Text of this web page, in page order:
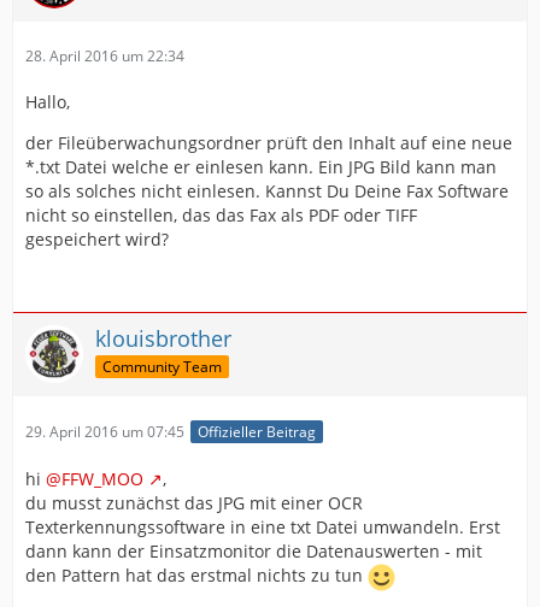
28. April 2016 um 22:34
Hallo,
der Fileüberwachungsordner prüft den Inhalt auf eine neue
*.txt Datei welche er einlesen kann. Ein JPG Bild kann man
so als solches nicht einlesen. Kannst Du Deine Fax Software
nicht so einstellen, das das Fax als PDF oder TIFF
gespeichert wird?
klouisbrother
Community Team
29. April 2016 um 07:45 Offizieller Beitrag
hi @FFW_MOO
,
du musst zunächst das JPG mit einer OCR
Texterkennungssoftware in eine txt Datei umwandeln. Erst
dann kann der Einsatzmonitor die Datenauswerten - mit
den Pattern hat das erstmal nichts zu tun